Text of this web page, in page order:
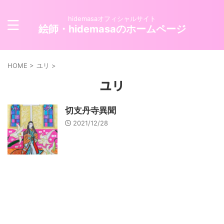
hidemasaオフィシャルサイト
絵師・hidemasaのホームページ
HOME > ユリ >
ユリ
切支丹寺異聞
2021/12/28